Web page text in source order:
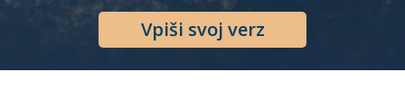
Vpiši svoj verz